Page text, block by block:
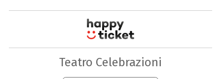
Teatro Celebrazioni